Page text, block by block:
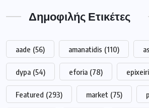
Δημοφιλής Ετικέτες
aade (56) amanatidis (110)
dypa (54) eforia (78)
Featured (293) market (75)